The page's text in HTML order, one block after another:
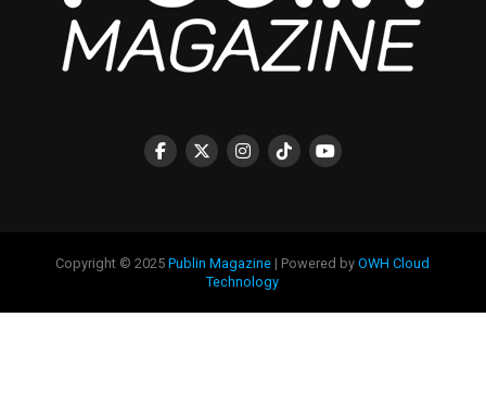
Copyright © 2025Publin Magazine | Powered byOWH Cloud
Technology